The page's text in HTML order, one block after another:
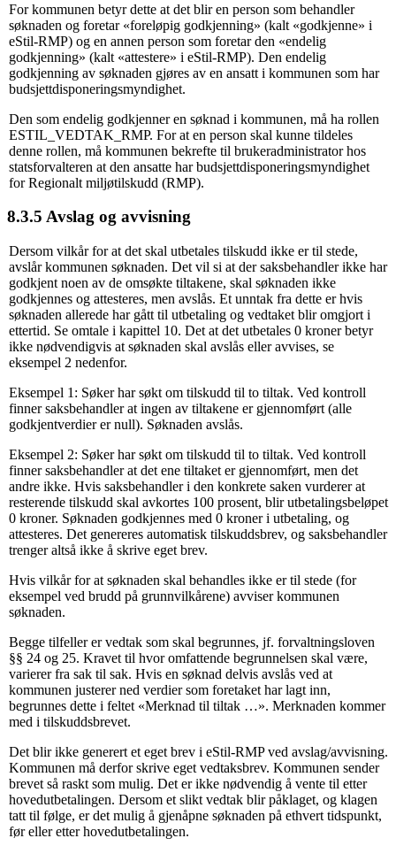
For kommunen betyr dette at det blir en person som behandler
søknaden og foretar «foreløpig godkjenning» (kalt «godkjenne» i
eStil-RMP) og en annen person som foretar den «endelig
godkjenning» (kalt «attestere» i eStil-RMP). Den endelig
godkjenning av søknaden gjøres av en ansatt i kommunen som har
budsjettdisponeringsmyndighet.
Den som endelig godkjenner en søknad i kommunen, må ha rollen
ESTIL_VEDTAK_RMP. For at en person skal kunne tildeles
denne rollen, må kommunen bekrefte til brukeradministrator hos
statsforvalteren at den ansatte har budsjettdisponeringsmyndighet
for Regionalt miljøtilskudd (RMP).
8.3.5 Avslag og avvisning
Dersom vilkår for at det skal utbetales tilskudd ikke er til stede,
avslår kommunen søknaden. Det vil si at der saksbehandler ikke har
godkjent noen av de omsøkte tiltakene, skal søknaden ikke
godkjennes og attesteres, men avslås. Et unntak fra dette er hvis
søknaden allerede har gått til utbetaling og vedtaket blir omgjort i
ettertid. Se omtale i kapittel 10. Det at det utbetales 0 kroner betyr
ikke nødvendigvis at søknaden skal avslås eller avvises, se
eksempel 2 nedenfor.
Eksempel 1: Søker har søkt om tilskudd til to tiltak. Ved kontroll
finner saksbehandler at ingen av tiltakene er gjennomført (alle
godkjentverdier er null). Søknaden avslås.
Eksempel 2: Søker har søkt om tilskudd til to tiltak. Ved kontroll
finner saksbehandler at det ene tiltaket er gjennomført, men det
andre ikke. Hvis saksbehandler i den konkrete saken vurderer at
resterende tilskudd skal avkortes 100 prosent, blir utbetalingsbeløpet
0 kroner. Søknaden godkjennes med 0 kroner i utbetaling, og
attesteres. Det genereres automatisk tilskuddsbrev, og saksbehandler
trenger altså ikke å skrive eget brev.
Hvis vilkår for at søknaden skal behandles ikke er til stede (for
eksempel ved brudd på grunnvilkårene) avviser kommunen
søknaden.
Begge tilfeller er vedtak som skal begrunnes, jf. forvaltningsloven
§§ 24 og 25. Kravet til hvor omfattende begrunnelsen skal være,
varierer fra sak til sak. Hvis en søknad delvis avslås ved at
kommunen justerer ned verdier som foretaket har lagt inn,
begrunnes dette i feltet «Merknad til tiltak …». Merknaden kommer
med i tilskuddsbrevet.
Det blir ikke generert et eget brev i eStil-RMP ved avslag/avvisning.
Kommunen må derfor skrive eget vedtaksbrev. Kommunen sender
brevet så raskt som mulig. Det er ikke nødvendig å vente til etter
hovedutbetalingen. Dersom et slikt vedtak blir påklaget, og klagen
tatt til følge, er det mulig å gjenåpne søknaden på ethvert tidspunkt,
før eller etter hovedutbetalingen.